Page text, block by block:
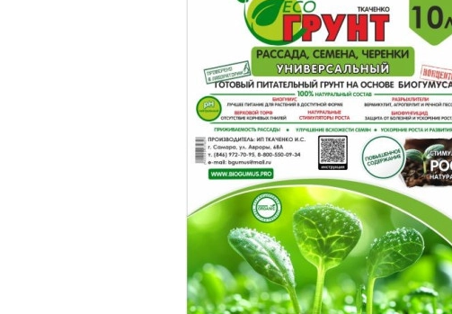
Декор для дома и сада
Картофель семенной
Комнатные горшечные
Консервация и
Поиск